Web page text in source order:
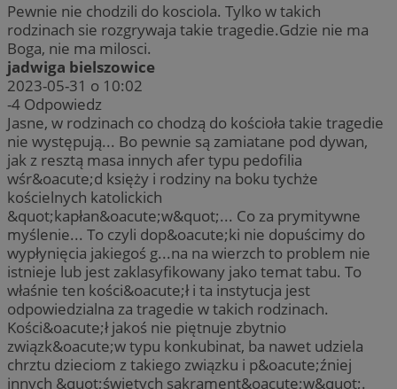
Pewnie nie chodzili do kosciola. Tylko w takich
rodzinach sie rozgrywaja takie tragedie.Gdzie nie ma
Boga, nie ma milosci.
jadwiga bielszowice
2023-05-31 o 10:02
-4 Odpowiedz
Jasne, w rodzinach co chodzą do kościoła takie tragedie
nie występują... Bo pewnie są zamiatane pod dywan,
jak z resztą masa innych afer typu pedofilia
wśr&oacute;d księży i rodziny na boku tychże
kościelnych katolickich
&quot;kapłan&oacute;w&quot;... Co za prymitywne
myślenie... To czyli dop&oacute;ki nie dopuścimy do
wypłynięcia jakiegoś g...na na wierzch to problem nie
istnieje lub jest zaklasyfikowany jako temat tabu. To
właśnie ten kości&oacute;ł i ta instytucja jest
odpowiedzialna za tragedie w takich rodzinach.
Kości&oacute;ł jakoś nie piętnuje zbytnio
związk&oacute;w typu konkubinat, ba nawet udziela
chrztu dzieciom z takiego związku i p&oacute;źniej
innych &quot;świętych sakrament&oacute;w&quot;.